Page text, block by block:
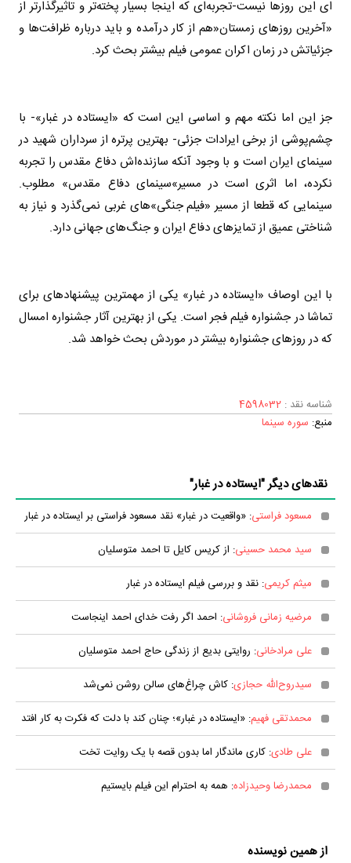
ای این روزها نیست-تجربه‌ای که اینجا بسیار پخته‌تر و تاثیرگذارتر از
«آخرین روزهای زمستان»هم از کار درآمده و باید درباره ظرافت‌ها و
جزئیاتش در زمان اکران عمومی فیلم بیشتر بحث کرد.
جز این اما نکته مهم و اساسی این است که «ایستاده در غبار»- با
چشم‌پوشی از برخی ایرادات جزئی- بهترین پرتره‌ از سرداران شهید در
سینمای ایران است و با وجود آنکه سازنده‌اش دفاع مقدس را تجربه
نکرده، اما اثری است در مسیر«سینمای دفاع مقدس» مطلوب.
سینمایی که قطعا از مسیر «فیلم جنگی»‌های غربی نمی‌گذرد و نیاز به
شناختی عمیق از تمایزهای دفاع ایران و جنگ‌های جهانی دارد.
با این اوصاف «ایستاده در غبار» یکی از مهمترین پیشنهادهای برای
تماشا در جشنواره فیلم فجر است. یکی از بهترین آثار جشنواره امسال
که در روزهای جشنواره بیشتر در موردش بحث خواهد شد.
شناسه نقد : 4598032
منبع: سوره سینما
نقدهای دیگر "ایستاده در‌ غبار"
مسعود فراستی: «واقعیت در غبار» نقد مسعود فراستی بر ایستاده در غبار
سید محمد حسینی: از کریس کایل تا احمد متوسلیان
میثم کریمی: نقد و بررسی فیلم ایستاده در غبار
مرضیه زمانی فروشانی: احمد اگر رفت خدای احمد اینجاست
علی مرادخانی: روایتی بدیع از زندگی حاج احمد متوسلیان
سیدروح‌الله حجازی: کاش چراغ‌های سالن روشن نمی‌‌شد
محمدتقی فهیم: «ایستاده در غبار»؛ چنان کند با دلت که فکرت به کار افتد
علی طادی: کاری ماندگار اما بدون قصه با یک روایت تخت
محمدرضا وحیدزاده: همه به احترام این فیلم بایستیم
از همین نویسنده